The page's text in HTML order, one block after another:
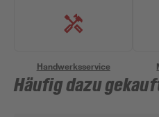
Handwerksservice
Häufig dazu